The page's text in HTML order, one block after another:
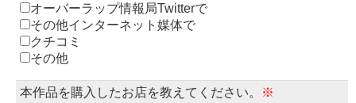
オーバーラップ情報局Twitterで
その他インターネット媒体で
クチコミ
その他
本作品を購入したお店を教えてください。 ※